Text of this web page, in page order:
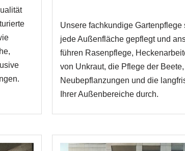
Unsere fachkundige Gartenpflege
jede Außenfläche gepflegt und
führen Rasenpflege,
von Unkraut, die Pflege der
Neubepflanzungen und die
Ihrer Außenbereiche durch.